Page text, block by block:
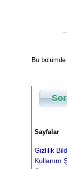
Bu bölümde
Sayfalar
Gizlilik
Kullanım